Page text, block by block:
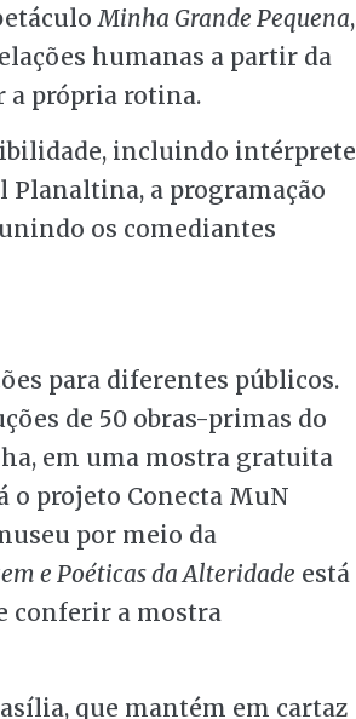
Minha Grande Pequena,
humanas a partir da
a própria rotina.
incluindo intérprete
Planaltina, a programação
os comediantes
para diferentes públicos.
de 50 obras-primas do
em uma mostra gratuita
o projeto Conecta MuN
por meio da
e Poéticas da Alteridade está
conferir a mostra
que mantém em cartaz